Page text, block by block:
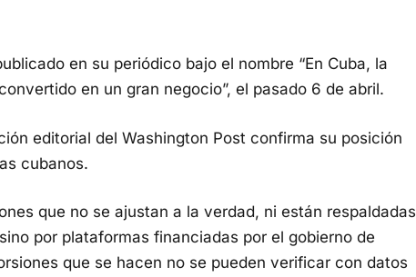
en su periódico bajo el nombre “En Cuba, la
en un gran negocio”, el pasado 6 de abril.
editorial del Washington Post confirma su posición
cubanos.
que no se ajustan a la verdad, ni están respaldadas
por plataformas financiadas por el gobierno de
que se hacen no se pueden verificar con datos